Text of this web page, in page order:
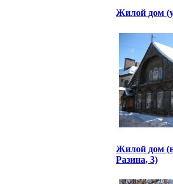
Жилой дом
Жилой дом
Разина, 3)